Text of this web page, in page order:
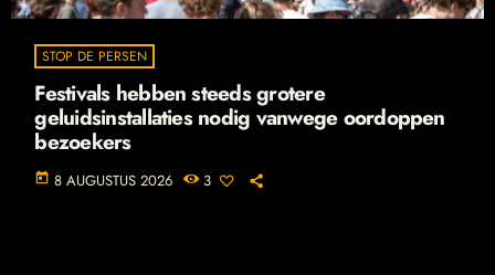
STOP DE PERSEN
Festivals hebben steeds grotere
geluidsinstallaties nodig vanwege oordoppen
bezoekers
today 8 AUGUSTUS 2026 3